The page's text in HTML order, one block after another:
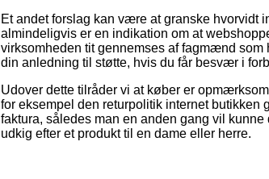
Et andet forslag kan være at granske hvorvidt
almindeligvis er en indikation om at
virksomheden tit gennemses af fagmænd
din anledning til støtte, hvis du får besvær i
Udover dette tilråder vi at køber er
for eksempel den returpolitik internet butikken
faktura, således man en anden gang vil
udkig efter et produkt til en dame eller herre.